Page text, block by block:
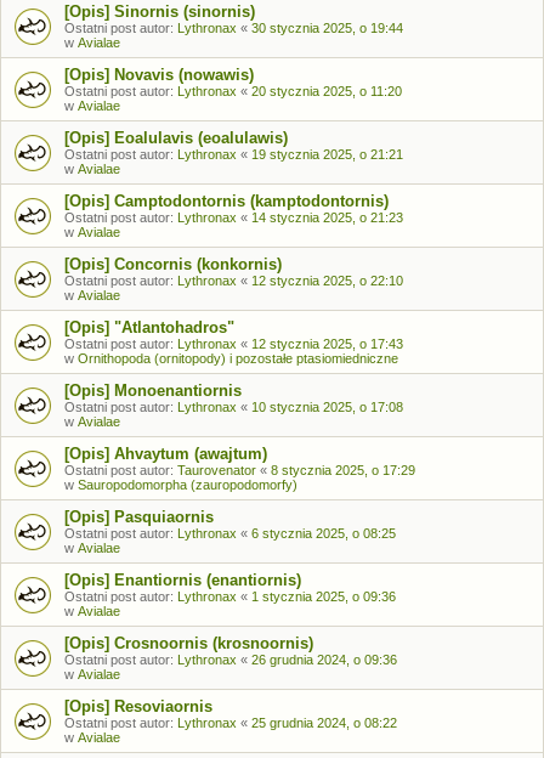
[Opis] Sinornis (sinornis)
Ostatni post autor: Lythronax « 30 stycznia 2025, o 19:44
w Avialae
[Opis] Novavis (nowawis)
Ostatni post autor: Lythronax « 20 stycznia 2025, o 11:20
w Avialae
[Opis] Eoalulavis (eoalulawis)
Ostatni post autor: Lythronax « 19 stycznia 2025, o 21:21
w Avialae
[Opis] Camptodontornis (kamptodontornis)
Ostatni post autor: Lythronax « 14 stycznia 2025, o 21:23
w Avialae
[Opis] Concornis (konkornis)
Ostatni post autor: Lythronax « 12 stycznia 2025, o 22:10
w Avialae
[Opis] "Atlantohadros"
Ostatni post autor: Lythronax « 12 stycznia 2025, o 17:43
w Ornithopoda (ornitopody) i pozostałe ptasiomiedniczne
[Opis] Monoenantiornis
Ostatni post autor: Lythronax « 10 stycznia 2025, o 17:08
w Avialae
[Opis] Ahvaytum (awajtum)
Ostatni post autor: Taurovenator « 8 stycznia 2025, o 17:29
w Sauropodomorpha (zauropodomorfy)
[Opis] Pasquiaornis
Ostatni post autor: Lythronax « 6 stycznia 2025, o 08:25
w Avialae
[Opis] Enantiornis (enantiornis)
Ostatni post autor: Lythronax « 1 stycznia 2025, o 09:36
w Avialae
[Opis] Crosnoornis (krosnoornis)
Ostatni post autor: Lythronax « 26 grudnia 2024, o 09:36
w Avialae
[Opis] Resoviaornis
Ostatni post autor: Lythronax « 25 grudnia 2024, o 08:22
w Avialae